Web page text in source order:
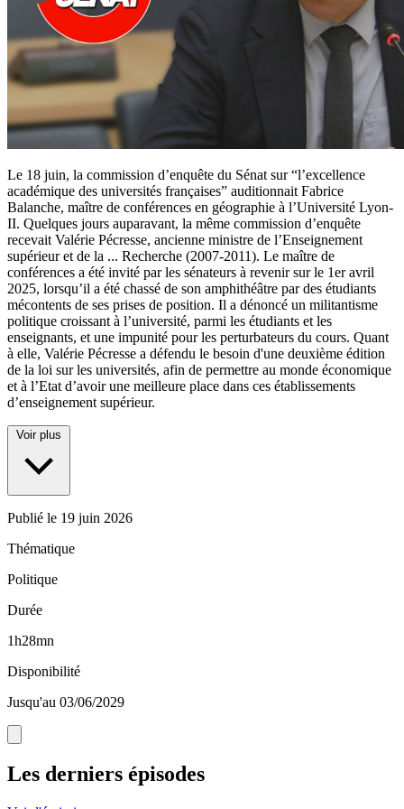
Le 18 juin, la commission d’enquête du Sénat sur “l’excellence
académique des universités françaises” auditionnait Fabrice
Balanche, maître de conférences en géographie à l’Université Lyon-
II. Quelques jours auparavant, la même commission d’enquête
recevait Valérie Pécresse, ancienne ministre de l’Enseignement
supérieur et de la ... Recherche (2007-2011). Le maître de
conférences a été invité par les sénateurs à revenir sur le 1er avril
2025, lorsqu’il a été chassé de son amphithéâtre par des étudiants
mécontents de ses prises de position. Il a dénoncé un militantisme
politique croissant à l’université, parmi les étudiants et les
enseignants, et une impunité pour les perturbateurs du cours. Quant
à elle, Valérie Pécresse a défendu le besoin d'une deuxième édition
de la loi sur les universités, afin de permettre au monde économique
et à l’Etat d’avoir une meilleure place dans ces établissements
d’enseignement supérieur.
Voir plus
Publié le 19 juin 2026
Thématique
Politique
Durée
1h28mn
Disponibilité
Jusqu'au 03/06/2029
Les derniers épisodes